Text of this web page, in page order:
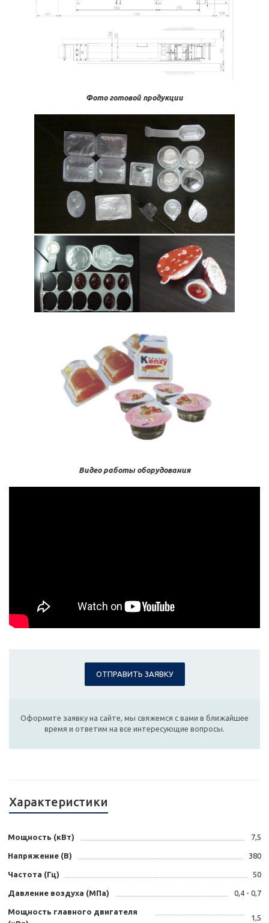
Фото готовой продукции
Видео работы оборудования
ОТПРАВИТЬ ЗАЯВКУ
Оформите заявку на сайте, мы свяжемся с вами в ближайшее
время и ответим на все интересующие вопросы.
Характеристики
Мощность (кВт) 7,5
Напряжение (В) 380
Частота (Гц) 50
Давление воздуха (МПа) 0,4 - 0,7
Мощность главного двигателя
1,5